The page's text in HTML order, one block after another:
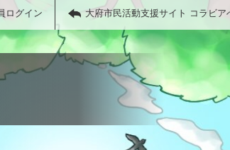
ログイン 大府市民活動支援サイト コラビア